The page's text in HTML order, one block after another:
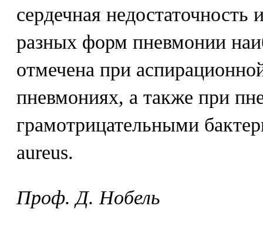
сердечная
разных форм пневмонии
отмечена при
пневмониях, а также при
грамотрицательными
aureus.
Проф. Д. Нобель